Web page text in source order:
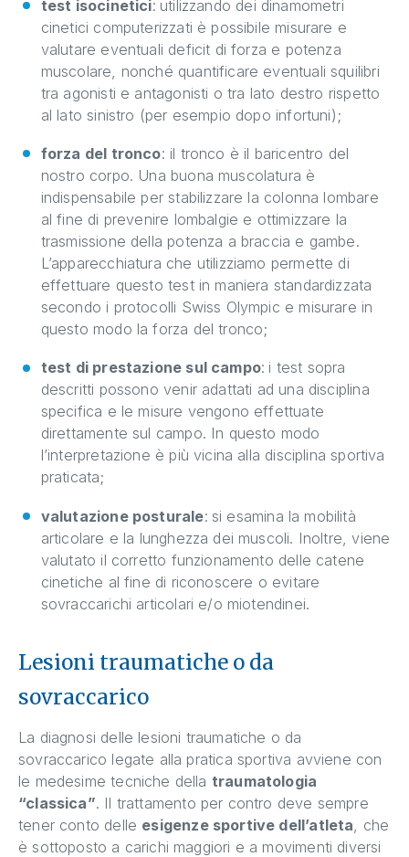
test isocinetici: utilizzando dei dinamometri
cinetici computerizzati è possibile misurare e
valutare eventuali deficit di forza e potenza
muscolare, nonché quantificare eventuali squilibri
tra agonisti e antagonisti o tra lato destro rispetto
al lato sinistro (per esempio dopo infortuni);
forza del tronco: il tronco è il baricentro del
nostro corpo. Una buona muscolatura è
indispensabile per stabilizzare la colonna lombare
al fine di prevenire lombalgie e ottimizzare la
trasmissione della potenza a braccia e gambe.
L’apparecchiatura che utilizziamo permette di
effettuare questo test in maniera standardizzata
secondo i protocolli Swiss Olympic e misurare in
questo modo la forza del tronco;
test di prestazione sul campo: i test sopra
descritti possono venir adattati ad una disciplina
specifica e le misure vengono effettuate
direttamente sul campo. In questo modo
l’interpretazione è più vicina alla disciplina sportiva
praticata;
valutazione posturale: si esamina la mobilità
articolare e la lunghezza dei muscoli. Inoltre, viene
valutato il corretto funzionamento delle catene
cinetiche al fine di riconoscere o evitare
sovraccarichi articolari e/o miotendinei.
Lesioni traumatiche o da
sovraccarico
La diagnosi delle lesioni traumatiche o da
sovraccarico legate alla pratica sportiva avviene con
le medesime tecniche della traumatologia
“classica”. Il trattamento per contro deve sempre
tener conto delle esigenze sportive dell’atleta , che
è sottoposto a carichi maggiori e a movimenti diversi